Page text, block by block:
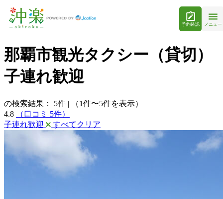
予約確認 メニュー
那覇市観光タクシー（貸切）
子連れ歓迎
の検索結果： 5件 |
（1件〜5件を表示）
4.8
（口コミ 5件）
子連れ歓迎
すべてクリア